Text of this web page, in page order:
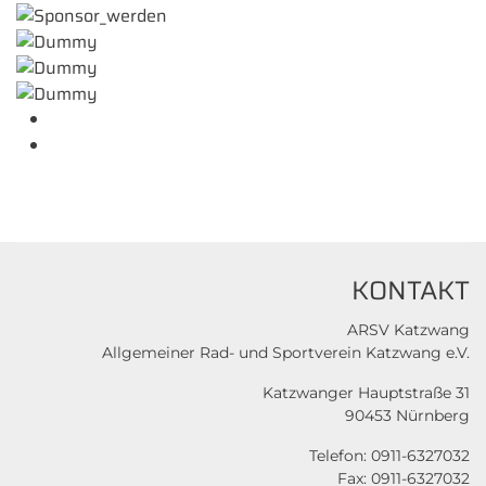
KONTAKT
ARSV Katzwang
Allgemeiner Rad- und Sportverein Katzwang e.V.
Katzwanger Hauptstraße 31
90453 Nürnberg
Telefon: 0911-6327032
Fax: 0911-6327032